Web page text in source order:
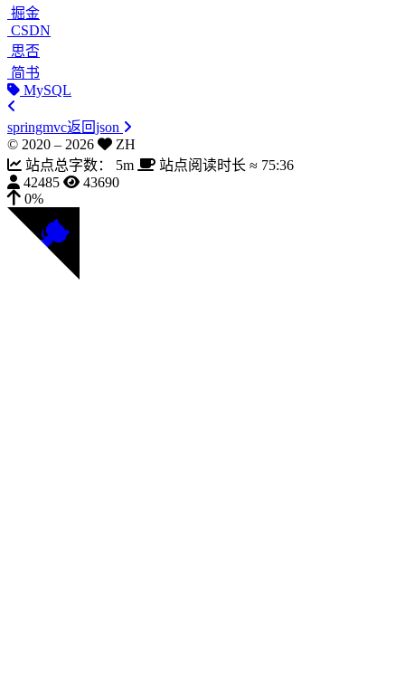
掘金
CSDN
思否
简书
MySQL
springmvc返回json
© 2020 – 2026
ZH
站点总字数：
5m 站点阅读时长 ≈ 75:36
42485
43690
0%